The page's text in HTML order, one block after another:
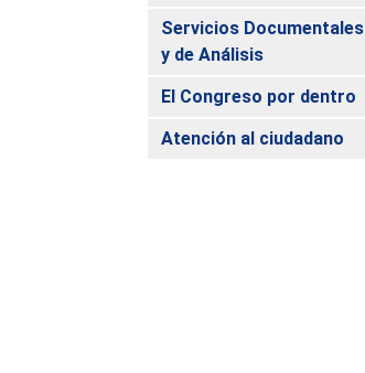
Servicios Documentales
y de Análisis
El Congreso por dentro
Atención al ciudadano